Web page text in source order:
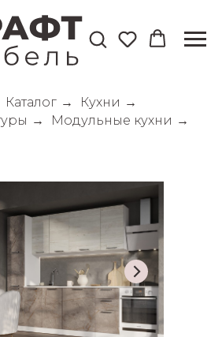
Каталог → Кухни →
→ Модульные кухни →